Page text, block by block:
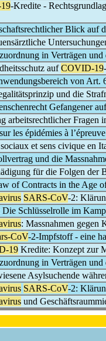
-Kredite -
Blick auf
in Verträgen und
aufCOVID-19
von Art.
und die
Gefangener
arbeitsrechtlicher Fragen
les épidémies à
et sens civique en
und die
für die Folgen der
of Contracts in the Age
SARS-CoV-2:
Die Schlüsselrolle im
: Massnahmen gegen
CoV-2-Impfstoff - eine
19 Kredite: Konzept zur
in Verträgen und
Asylsuchende
SARS-CoV-2:
und